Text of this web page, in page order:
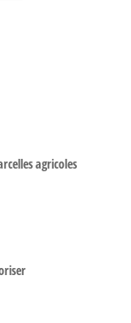
agricoles